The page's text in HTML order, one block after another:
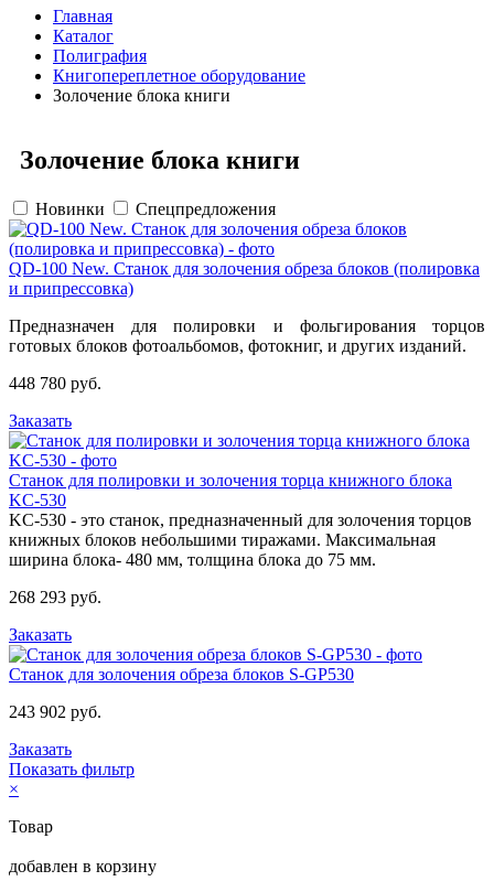
Главная
Каталог
Полиграфия
Книгопереплетное оборудование
Золочение блока книги
Золочение блока книги
Новинки Спецпредложения
QD-100 New. Станок для золочения обреза блоков (полировка
и припрессовка)
Предназначен для полировки и фольгирования торцов
готовых блоков фотоальбомов, фотокниг, и других изданий.
448 780 руб.
Заказать
Станок для полировки и золочения торца книжного блока
KC-530
KC-530 - это станок, предназначенный для золочения торцов
книжных блоков небольшими тиражами. Максимальная
ширина блока- 480 мм, толщина блока до 75 мм.
268 293 руб.
Заказать
Станок для золочения обреза блоков S-GP530
243 902 руб.
Заказать
Показать фильтр
×
Товар
добавлен в корзину